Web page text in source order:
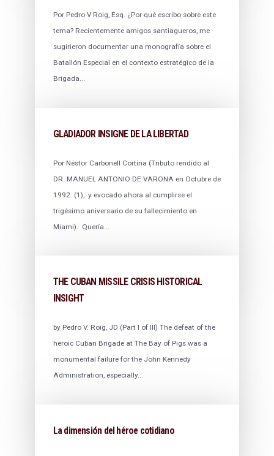
Por Pedro V Roig, Esq. ¿Por qué escribo sobre este
tema? Recientemente amigos santiagueros, me
sugirieron documentar una monografía sobre el
Batallón Especial en el contexto estratégico de la
Brigada...
GLADIADOR INSIGNE DE LA LIBERTAD
Por Néstor Carbonell Cortina (Tributo rendido al
DR. MANUEL ANTONIO DE VARONA en Octubre de
1992 (1), y evocado ahora al cumplirse el
trigésimo aniversario de su fallecimiento en
Miami). Quería...
THE CUBAN MISSILE CRISIS HISTORICAL
INSIGHT
by Pedro V. Roig, JD (Part I of III) The defeat of the
heroic Cuban Brigade at The Bay of Pigs was a
monumental failure for the John Kennedy
Administration, especially...
La dimensión del héroe cotidiano